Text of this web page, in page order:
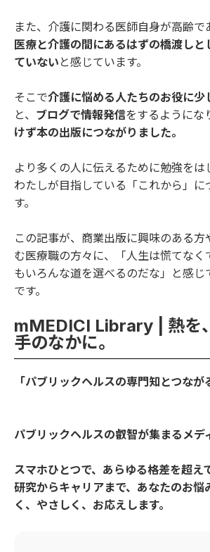
また、介護に関わる医師自身が高齢で
医療と介護の間にあるはずの橋渡しと
ていない と感じています。
そこで介護に悩める人たちのお役に少
と、 ブログで情報発信をするようにな
けず本の出版につながりました。
より多くの人に伝えるために勉強をは
わたしが目指している「これから」に
す。
この記事が、商業出版に興味のある方
む医療職の方々に、「人生は慌てなく
もいろんな道を選べるのだな」と感じ
です。
mMEDICI Library | 熱を
手のなかに。
「パブリックヘルスの専門知とつなが
パブリックヘルスの叡智が集まるメデ
スマホひとつで、あらゆる格差を超え
研究からキャリアまで、あなたのお悩
く、やさしく、お応えします。